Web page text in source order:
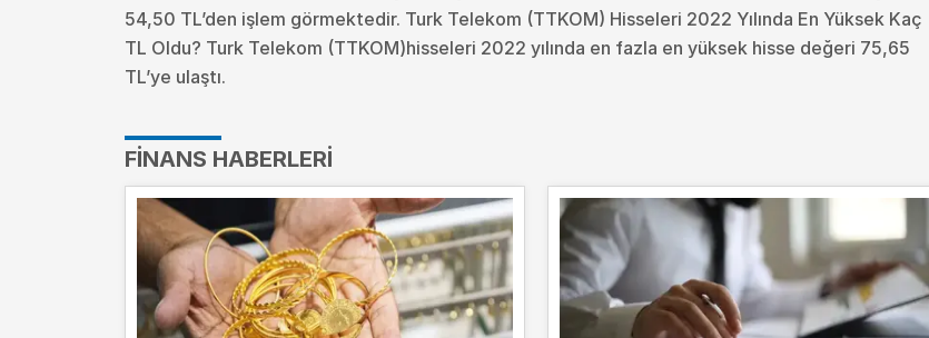
54,50 TL’den işlem görmektedir. Turk Telekom (TTKOM) Hisseleri 2022 Yılında En Yüksek Kaç
TL Oldu? Turk Telekom (TTKOM)hisseleri 2022 yılında en fazla en yüksek hisse değeri 75,65
TL’ye ulaştı.
FINANS HABERLERI